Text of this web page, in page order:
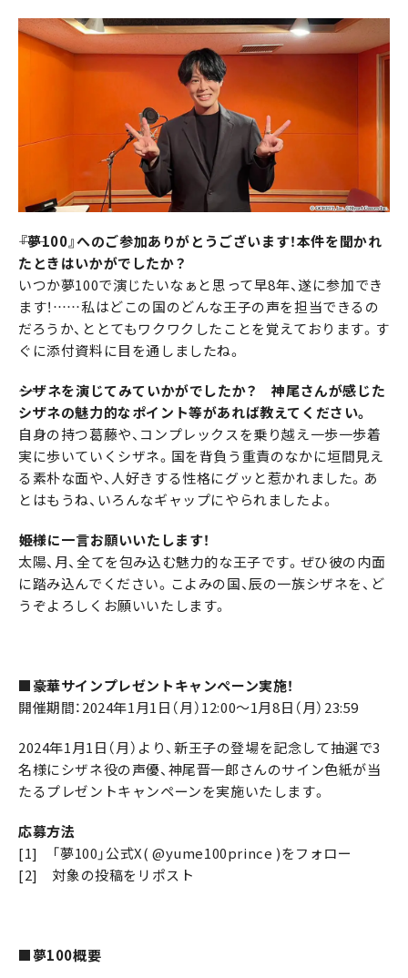
――『夢100』へのご参加ありがとうございます！本件を聞かれ
たときはいかがでしたか？
いつか夢100で演じたいなぁと思って早8年、遂に参加でき
ます！……私はどこの国のどんな王子の声を担当できるの
だろうか、ととてもワクワクしたことを覚えております。す
ぐに添付資料に目を通しましたね。
――シザネを演じてみていかがでしたか？ 神尾さんが感じた
シザネの魅力的なポイント等があれば教えてください。
自身の持つ葛藤や、コンプレックスを乗り越え一歩一歩着
実に歩いていくシザネ。国を背負う重責のなかに垣間見え
る素朴な面や、人好きする性格にグッと惹かれました。あ
とはもうね、いろんなギャップにやられましたよ。
――姫様に一言お願いいたします！
太陽、月、全てを包み込む魅力的な王子です。ぜひ彼の内面
に踏み込んでください。こよみの国、辰の一族シザネを、ど
うぞよろしくお願いいたします。
■豪華サインプレゼントキャンペーン実施！
開催期間：2024年1月1日（月）12:00～1月8日（月）23:59
2024年1月1日（月）より、新王子の登場を記念して抽選で3
名様にシザネ役の声優、神尾晋一郎さんのサイン色紙が当
たるプレゼントキャンペーンを実施いたします。
応募方法
[1] 「夢100」公式X( @yume100prince )をフォロー
[2] 対象の投稿をリポスト
■夢100概要